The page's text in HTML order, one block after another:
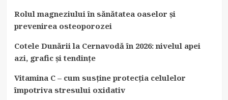
Rolul magneziului în sănătatea oaselor și
prevenirea osteoporozei
Cotele Dunării la Cernavodă în 2026: nivelul apei
azi, grafic și tendințe
Vitamina C – cum susține protecția celulelor
împotriva stresului oxidativ